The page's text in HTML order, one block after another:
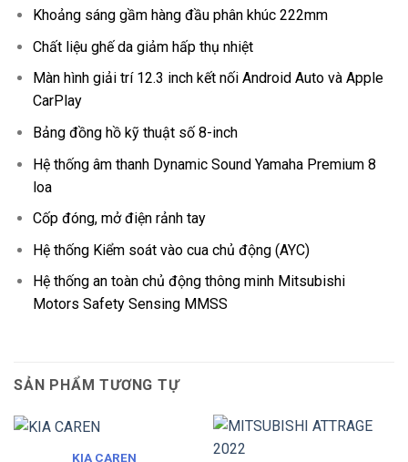
Khoảng sáng gầm hàng đầu phân khúc 222mm
Chất liệu ghế da giảm hấp thụ nhiệt
Màn hình giải trí 12.3 inch kết nối Android Auto và Apple
CarPlay
Bảng đồng hồ kỹ thuật số 8-inch
Hệ thống âm thanh Dynamic Sound Yamaha Premium 8
loa
Cốp đóng, mở điện rảnh tay
Hệ thống Kiểm soát vào cua chủ động (AYC)
Hệ thống an toàn chủ động thông minh Mitsubishi
Motors Safety Sensing MMSS
SẢN PHẨM TƯƠNG TỰ
KIA CAREN